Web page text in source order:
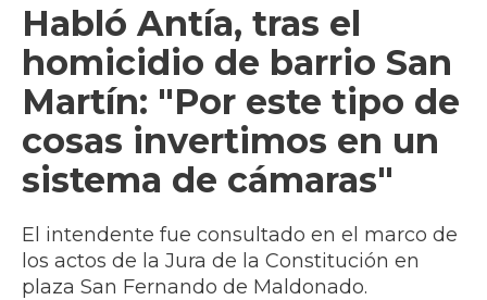
Habló Antía, tras el
homicidio de barrio San
Martín: "Por este tipo de
cosas invertimos en un
sistema de cámaras"
El intendente fue consultado en el marco de
los actos de la Jura de la Constitución en
plaza San Fernando de Maldonado.